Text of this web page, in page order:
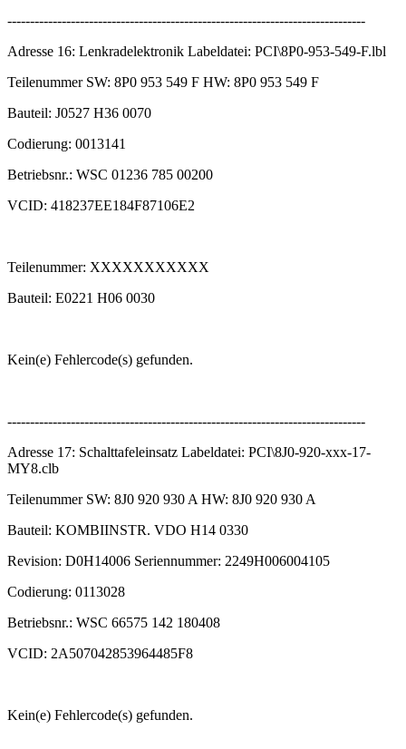
-------------------------------------------------------------------------------
Adresse 16: Lenkradelektronik Labeldatei: PCI\8P0-953-549-F.lbl
Teilenummer SW: 8P0 953 549 F HW: 8P0 953 549 F
Bauteil: J0527 H36 0070
Codierung: 0013141
Betriebsnr.: WSC 01236 785 00200
VCID: 418237EE184F87106E2
Teilenummer: XXXXXXXXXXX
Bauteil: E0221 H06 0030
Kein(e) Fehlercode(s) gefunden.
-------------------------------------------------------------------------------
Adresse 17: Schalttafeleinsatz Labeldatei: PCI\8J0-920-xxx-17-
MY8.clb
Teilenummer SW: 8J0 920 930 A HW: 8J0 920 930 A
Bauteil: KOMBIINSTR. VDO H14 0330
Revision: D0H14006 Seriennummer: 2249H006004105
Codierung: 0113028
Betriebsnr.: WSC 66575 142 180408
VCID: 2A507042853964485F8
Kein(e) Fehlercode(s) gefunden.